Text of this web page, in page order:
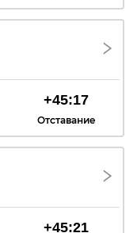
+45:17
Отставание
+45:21